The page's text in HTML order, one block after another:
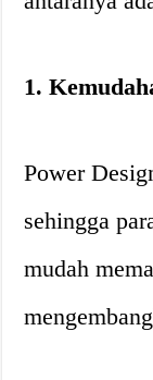
1.
Power
sehingga
mudah